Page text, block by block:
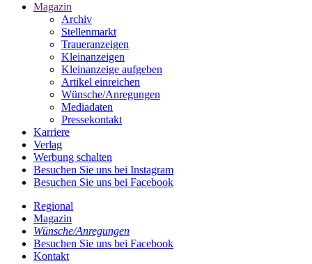
Magazin
Archiv
Stellenmarkt
Traueranzeigen
Kleinanzeigen
Kleinanzeige aufgeben
Artikel einreichen
Wünsche/Anregungen
Mediadaten
Pressekontakt
Karriere
Verlag
Werbung schalten
Besuchen Sie uns bei Instagram
Besuchen Sie uns bei Facebook
Regional
Magazin
Wünsche/Anregungen
Besuchen Sie uns bei Facebook
Kontakt